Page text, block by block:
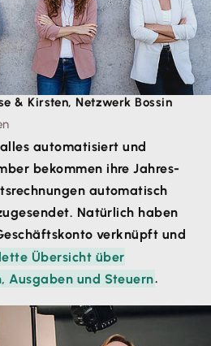
& Kirsten, Netzwerk Bossin
automatisiert und
bekommen ihre Jahres-
automatisch
Natürlich haben
verknüpft und
Übersicht über
Ausgaben und Steuern.